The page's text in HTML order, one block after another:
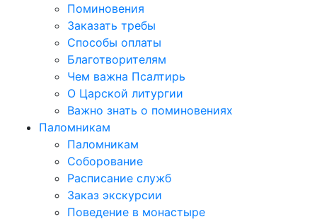
Поминовения
Заказать требы
Способы оплаты
Благотворителям
Чем важна Псалтирь
О Царской литургии
Важно знать о поминовениях
Паломникам
Паломникам
Соборование
Расписание служб
Заказ экскурсии
Поведение в монастыре